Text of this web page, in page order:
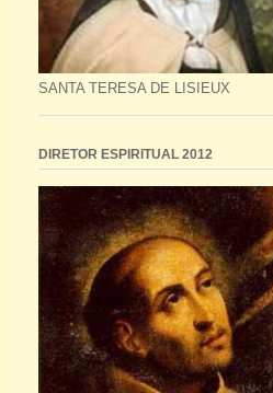
SANTA TERESA DE LISIEUX
DIRETOR ESPIRITUAL 2012